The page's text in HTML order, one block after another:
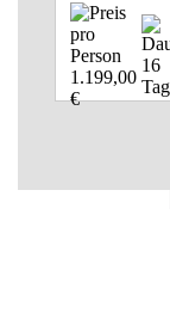
1.199,00
€
16